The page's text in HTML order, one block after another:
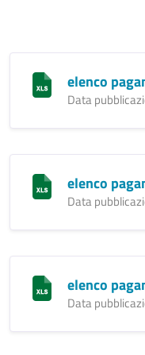
elenco
Data
elenco
Data
elenco
Data